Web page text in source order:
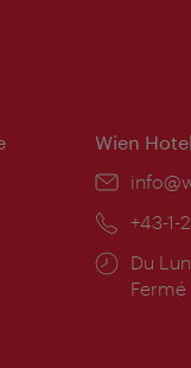
Wien
E-
+43-1-
Du